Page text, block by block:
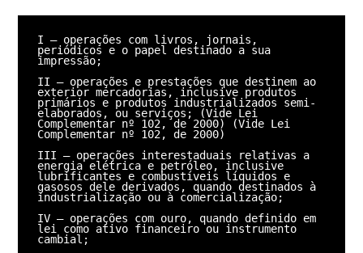
I – operações com livros, jornais,
periódicos e o papel destinado a sua
impressão;
II – operações e prestações que destinem ao
exterior mercadorias, inclusive produtos
primários e produtos industrializados semi-
elaborados, ou serviços; (Vide Lei
Complementar nº 102, de 2000) (Vide Lei
Complementar nº 102, de 2000)
III – operações interestaduais relativas a
energia elétrica e petróleo, inclusive
lubrificantes e combustíveis líquidos e
gasosos dele derivados, quando destinados à
industrialização ou à comercialização;
IV – operações com ouro, quando definido em
lei como ativo financeiro ou instrumento
cambial;